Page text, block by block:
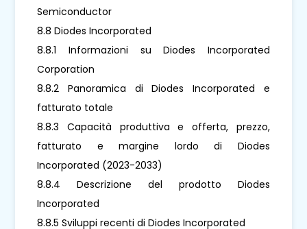
Semiconductor
8.8 Diodes Incorporated
8.8.1 Informazioni su Diodes Incorporated
Corporation
8.8.2 Panoramica di Diodes Incorporated e
fatturato totale
8.8.3 Capacità produttiva e offerta, prezzo,
fatturato e margine lordo di Diodes
Incorporated (2023-2033)
8.8.4 Descrizione del prodotto Diodes
Incorporated
8.8.5 Sviluppi recenti di Diodes Incorporated